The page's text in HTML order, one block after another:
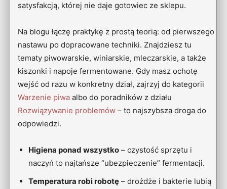
satysfakcją, której nie daje gotowiec ze sklepu.
Na blogu łączę praktykę z prostą teorią: od pierwszego
nastawu po dopracowane techniki. Znajdziesz tu
tematy piwowarskie, winiarskie, mleczarskie, a także
kiszonki i napoje fermentowane. Gdy masz ochotę
wejść od razu w konkretny dział, zajrzyj do kategorii
Warzenie piwa albo do poradników z działu
Rozwiązywanie problemów – to najszybsza droga do
odpowiedzi.
Higiena ponad wszystko – czystość sprzętu i
naczyń to najtańsze “ubezpieczenie” fermentacji.
Temperatura robi robotę – drożdże i bakterie lubią